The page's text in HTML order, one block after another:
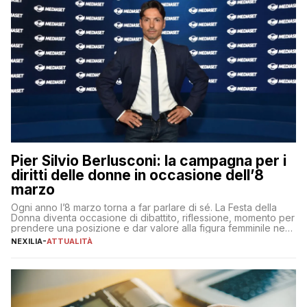
Pier Silvio Berlusconi: la campagna per i
diritti delle donne in occasione dell’8
marzo
Ogni anno l’8 marzo torna a far parlare di sé. La Festa della
Donna diventa occasione di dibattito, riflessione, momento per
prendere una posizione e dar valore alla figura femminile nella
sua complessità e crucialità. A lanciare un messaggio “forte e
NEXILIA-ATTUALITÀ